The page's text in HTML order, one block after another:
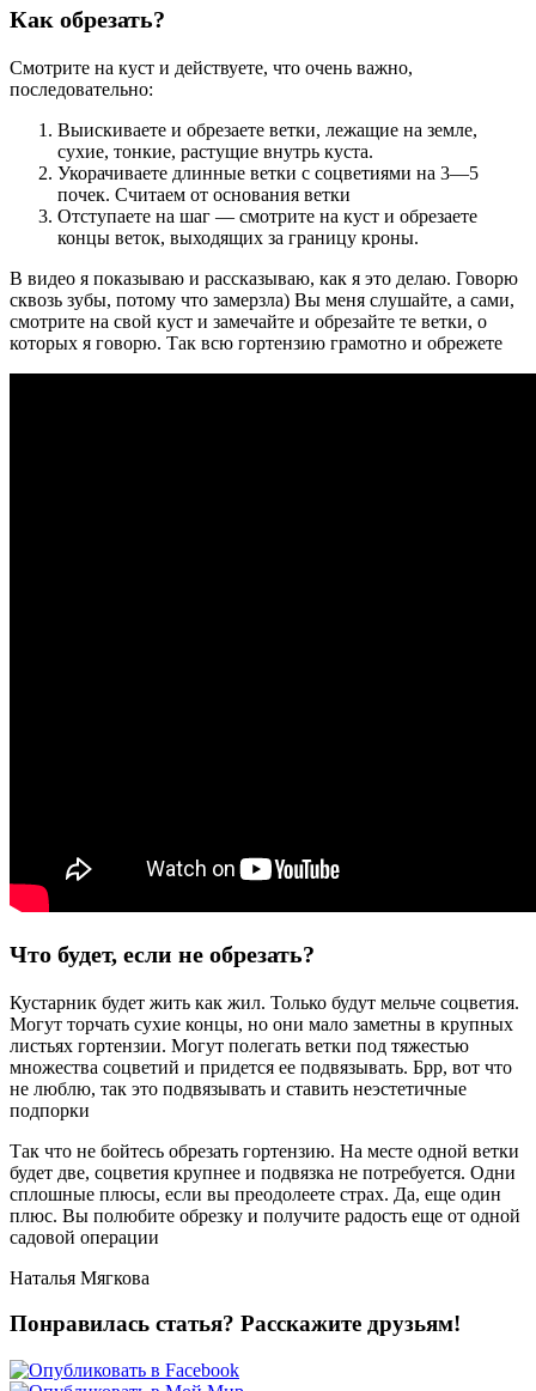
Как обрезать?
Смотрите на куст и действуете, что очень важно,
последовательно:
Выискиваете и обрезаете ветки, лежащие на земле,
сухие, тонкие, растущие внутрь куста.
Укорачиваете длинные ветки с соцветиями на 3—5
почек. Считаем от основания ветки
Отступаете на шаг — смотрите на куст и обрезаете
концы веток, выходящих за границу кроны.
В видео я показываю и рассказываю, как я это делаю. Говорю
сквозь зубы, потому что замерзла) Вы меня слушайте, а сами,
смотрите на свой куст и замечайте и обрезайте те ветки, о
которых я говорю. Так всю гортензию грамотно и обрежете
Что будет, если не обрезать?
Кустарник будет жить как жил. Только будут мельче соцветия.
Могут торчать сухие концы, но они мало заметны в крупных
листьях гортензии. Могут полегать ветки под тяжестью
множества соцветий и придется ее подвязывать. Брр, вот что
не люблю, так это подвязывать и ставить неэстетичные
подпорки
Так что не бойтесь обрезать гортензию. На месте одной ветки
будет две, соцветия крупнее и подвязка не потребуется. Одни
сплошные плюсы, если вы преодолеете страх. Да, еще один
плюс. Вы полюбите обрезку и получите радость еще от одной
садовой операции
Наталья Мягкова
Понравилась статья? Расскажите друзьям!